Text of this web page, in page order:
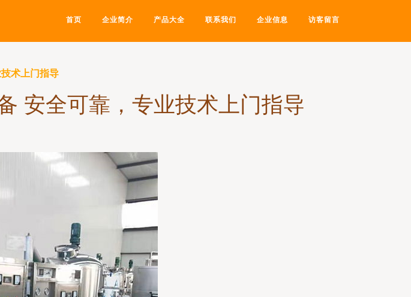
首页 企业简介 产品大全 联系我们 企业信息 访客留言
术上门指导
安全可靠，专业技术上门指导